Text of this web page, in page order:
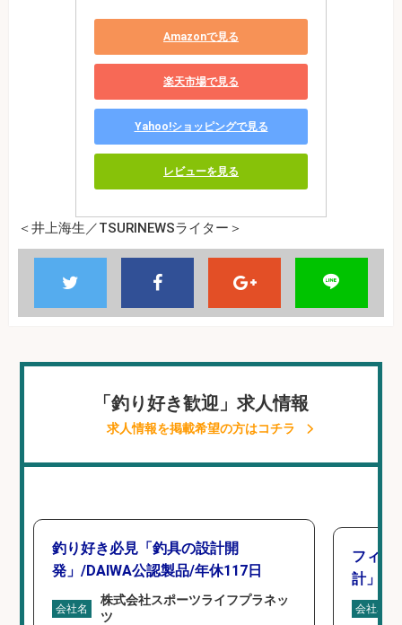
Amazonで見る
楽天市場で見る
Yahoo!ショッピングで見る
レビューを見る
＜井上海生／TSURINEWSライター＞
「釣り好き歓迎」求人情報
求人情報を掲載希望の方はコチラ
釣り好き必見「釣具の設計開
発」/DAIWA公認製品/年休117日
会社名
株式会社スポーツライフプラネッ
ツ
フィッ
計」
会社名